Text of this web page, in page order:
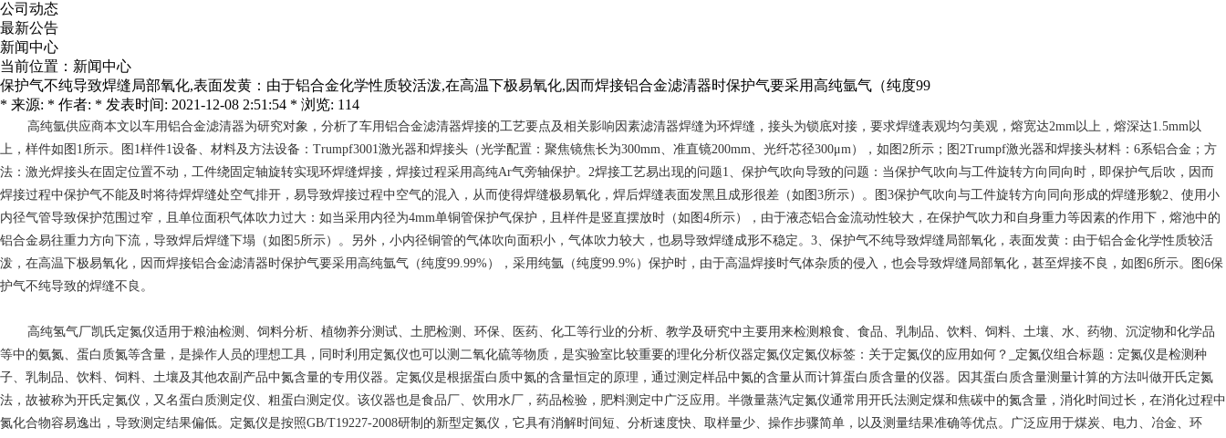
公司动态
最新公告
新闻中心
当前位置： 新闻中心
保护气不纯导致焊缝局部氧化,表面发黄：由于铝合金化学性质较活泼,在高温下极易氧化,因而焊接铝合金滤清器时保护气要采用高纯氩气（纯度99
* 来源: * 作者: * 发表时间: 2021-12-08 2:51:54 * 浏览: 114
高纯氩供应商本文以车用铝合金滤清器为研究对象，分析了车用铝合金滤清器焊接的工艺要点及相关影响因素滤清器焊缝为环焊缝，接头为锁底对接，要求焊缝表观均匀美观，熔宽达2mm以上，熔深达1.5mm以
上，样件如图1所示。图1样件1设备、材料及方法设备：Trumpf3001激光器和焊接头（光学配置：聚焦镜焦长为300mm、准直镜200mm、光纤芯径300μm），如图2所示；图2Trumpf激光器和焊接头材料：6系铝合金；方
法：激光焊接头在固定位置不动，工件绕固定轴旋转实现环焊缝焊接，焊接过程采用高纯Ar气旁轴保护。2焊接工艺易出现的问题1、保护气吹向导致的问题：当保护气吹向与工件旋转方向同向时，即保护气后吹，因而
焊接过程中保护气不能及时将待焊焊缝处空气排开，易导致焊接过程中空气的混入，从而使得焊缝极易氧化，焊后焊缝表面发黑且成形很差（如图3所示）。图3保护气吹向与工件旋转方向同向形成的焊缝形貌2、使用小
内径气管导致保护范围过窄，且单位面积气体吹力过大：如当采用内径为4mm单铜管保护气保护，且样件是竖直摆放时（如图4所示），由于液态铝合金流动性较大，在保护气吹力和自身重力等因素的作用下，熔池中的
铝合金易往重力方向下流，导致焊后焊缝下塌（如图5所示）。另外，小内径铜管的气体吹向面积小，气体吹力较大，也易导致焊缝成形不稳定。3、保护气不纯导致焊缝局部氧化，表面发黄：由于铝合金化学性质较活
泼，在高温下极易氧化，因而焊接铝合金滤清器时保护气要采用高纯氩气（纯度99.99%），采用纯氩（纯度99.9%）保护时，由于高温焊接时气体杂质的侵入，也会导致焊缝局部氧化，甚至焊接不良，如图6所示。图6保
护气不纯导致的焊缝不良。
高纯氢气厂凯氏定氮仪适用于粮油检测、饲料分析、植物养分测试、土肥检测、环保、医药、化工等行业的分析、教学及研究中主要用来检测粮食、食品、乳制品、饮料、饲料、土壤、水、药物、沉淀物和化学品
等中的氨氮、蛋白质氮等含量，是操作人员的理想工具，同时利用定氮仪也可以测二氧化硫等物质，是实验室比较重要的理化分析仪器定氮仪定氮仪标签：关于定氮仪的应用如何？_定氮仪组合标题：定氮仪是检测种
子、乳制品、饮料、饲料、土壤及其他农副产品中氮含量的专用仪器。定氮仪是根据蛋白质中氮的含量恒定的原理，通过测定样品中氮的含量从而计算蛋白质含量的仪器。因其蛋白质含量测量计算的方法叫做开氏定氮
法，故被称为开氏定氮仪，又名蛋白质测定仪、粗蛋白测定仪。该仪器也是食品厂、饮用水厂，药品检验，肥料测定中广泛应用。半微量蒸汽定氮仪通常用开氏法测定煤和焦碳中的氮含量，消化时间过长，在消化过程中
氮化合物容易逸出，导致测定结果偏低。定氮仪是按照GB/T19227-2008研制的新型定氮仪，它具有消解时间短、分析速度快、取样量少、操作步骤简单，以及测量结果准确等优点。广泛应用于煤炭、电力、冶金、环